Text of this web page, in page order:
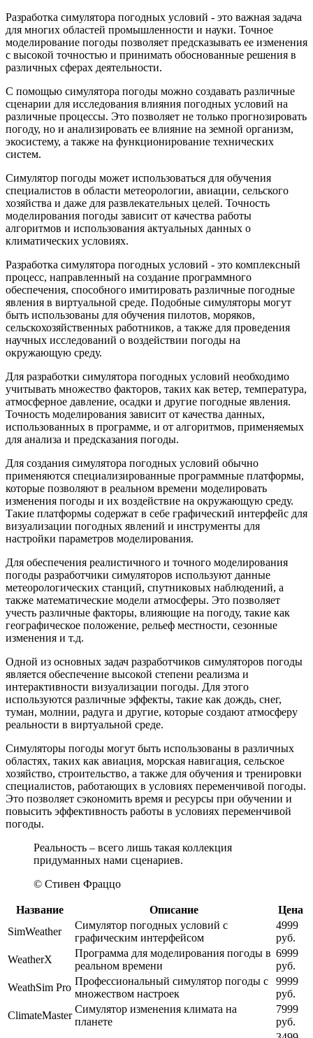
Разработка симулятора погодных условий - это важная задача
для многих областей промышленности и науки. Точное
моделирование погоды позволяет предсказывать ее изменения
с высокой точностью и принимать обоснованные решения в
различных сферах деятельности.
С помощью симулятора погоды можно создавать различные
сценарии для исследования влияния погодных условий на
различные процессы. Это позволяет не только прогнозировать
погоду, но и анализировать ее влияние на земной организм,
экосистему, а также на функционирование технических
систем.
Симулятор погоды может использоваться для обучения
специалистов в области метеорологии, авиации, сельского
хозяйства и даже для развлекательных целей. Точность
моделирования погоды зависит от качества работы
алгоритмов и использования актуальных данных о
климатических условиях.
Разработка симулятора погодных условий - это комплексный
процесс, направленный на создание программного
обеспечения, способного имитировать различные погодные
явления в виртуальной среде. Подобные симуляторы могут
быть использованы для обучения пилотов, моряков,
сельскохозяйственных работников, а также для проведения
научных исследований о воздействии погоды на
окружающую среду.
Для разработки симулятора погодных условий необходимо
учитывать множество факторов, таких как ветер, температура,
атмосферное давление, осадки и другие погодные явления.
Точность моделирования зависит от качества данных,
использованных в программе, и от алгоритмов, применяемых
для анализа и предсказания погоды.
Для создания симулятора погодных условий обычно
применяются специализированные программные платформы,
которые позволяют в реальном времени моделировать
изменения погоды и их воздействие на окружающую среду.
Такие платформы содержат в себе графический интерфейс для
визуализации погодных явлений и инструменты для
настройки параметров моделирования.
Для обеспечения реалистичного и точного моделирования
погоды разработчики симуляторов используют данные
метеорологических станций, спутниковых наблюдений, а
также математические модели атмосферы. Это позволяет
учесть различные факторы, влияющие на погоду, такие как
географическое положение, рельеф местности, сезонные
изменения и т.д.
Одной из основных задач разработчиков симуляторов погоды
является обеспечение высокой степени реализма и
интерактивности визуализации погоды. Для этого
используются различные эффекты, такие как дождь, снег,
туман, молнии, радуга и другие, которые создают атмосферу
реальности в виртуальной среде.
Симуляторы погоды могут быть использованы в различных
областях, таких как авиация, морская навигация, сельское
хозяйство, строительство, а также для обучения и тренировки
специалистов, работающих в условиях переменчивой погоды.
Это позволяет сэкономить время и ресурсы при обучении и
повысить эффективность работы в условиях переменчивой
погоды.
Реальность – всего лишь такая коллекция
придуманных нами сценариев.
© Стивен Фраццо
Название Описание
Цена
SimWeather
Симулятор погодных условий с
графическим интерфейсом
4999
руб.
WeatherX
Программа для моделирования погоды в
реальном времени
6999
руб.
WeathSim Pro
Профессиональный симулятор погоды с
множеством настроек
9999
руб.
ClimateMaster
Симулятор изменения климата на
планете
7999
руб.